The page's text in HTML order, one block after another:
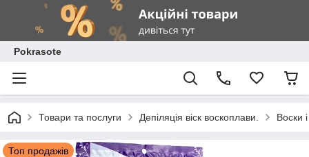
Pokrasote
Товари та послуги Депіляція віск воскоплави. Воски
Топ продажів